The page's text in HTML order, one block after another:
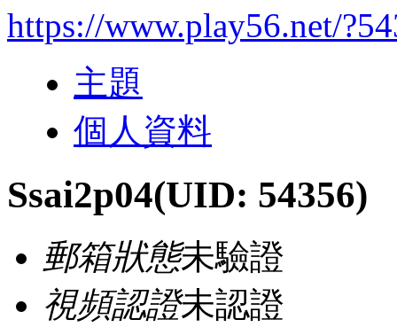
https://www.play56.net/
主題
個人資料
Ssai2p04(UID: 54356)
郵箱狀態未驗證
視頻認證未認證